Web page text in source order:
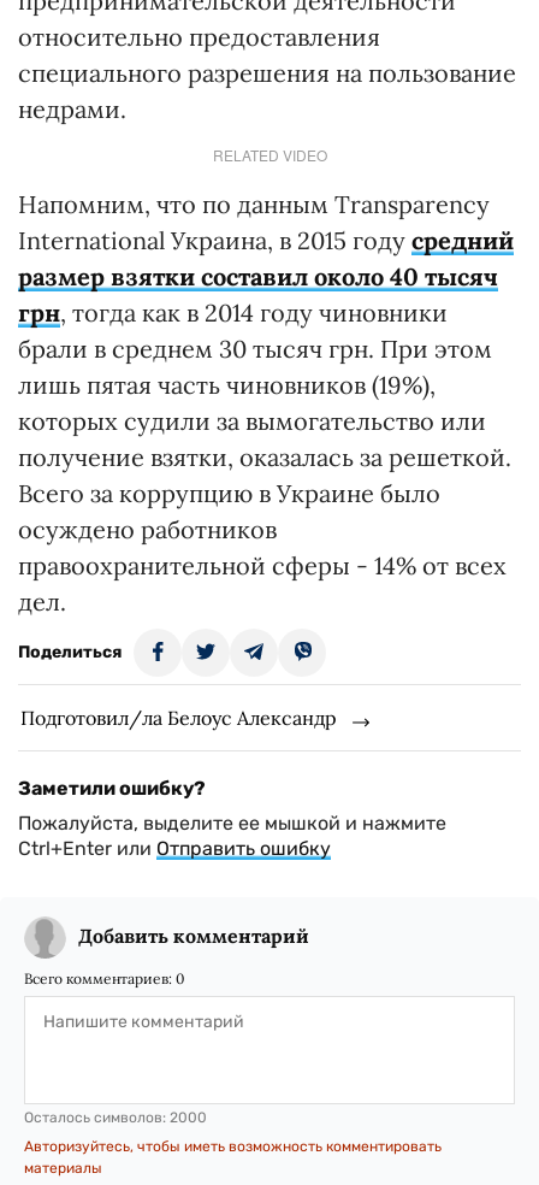
относительно предоставления
специального разрешения на пользование
недрами.
RELATED VIDEO
Напомним, что по данным Transparency
International Украина, в 2015 году средний
размер взятки составил около 40 тысяч
грн, тогда как в 2014 году чиновники
брали в среднем 30 тысяч грн. При этом
лишь пятая часть чиновников (19%),
которых судили за вымогательство или
получение взятки, оказалась за решеткой.
Всего за коррупцию в Украине было
осуждено работников
правоохранительной сферы - 14% от всех
дел.
Поделиться
Подготовил/ла Белоус Александр
Заметили ошибку?
Пожалуйста, выделите ее мышкой и нажмите
Ctrl+Enter или Отправить ошибку
Добавить комментарий
Всего комментариев: 0
Осталось символов: 2000
Авторизуйтесь, чтобы иметь возможность комментировать
материалы